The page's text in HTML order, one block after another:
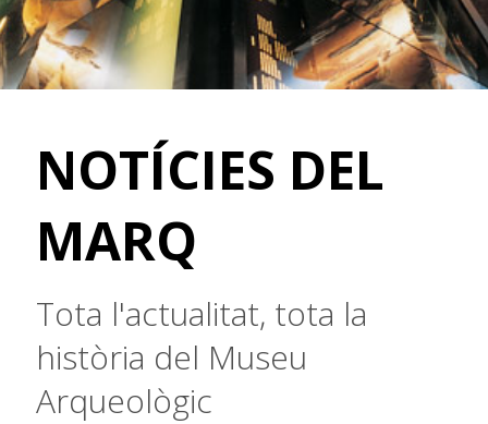
NOTÍCIES DEL
MARQ
Tota l'actualitat, tota la
història del Museu
Arqueològic